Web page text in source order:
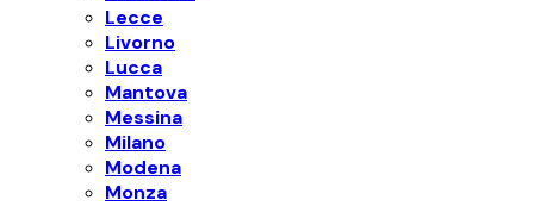
Lecce
Livorno
Lucca
Mantova
Messina
Milano
Modena
Monza